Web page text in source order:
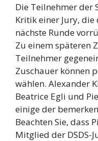
Die Teilnehmer der
Kritik einer Jury,
nächste Runde
Zu einem späteren
Teilnehmer
Zuschauer können
wählen. Alexander
Beatrice Egli und
einige der
Beachten Sie, dass
Mitglied der DSDS-